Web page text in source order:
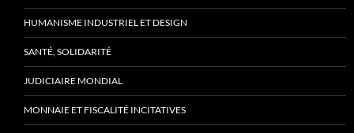
HUMANISME INDUSTRIEL ET DESIGN
SANTÉ, SOLIDARITÉ
JUDICIAIRE MONDIAL
MONNAIE ET FISCALITÉ INCITATIVES